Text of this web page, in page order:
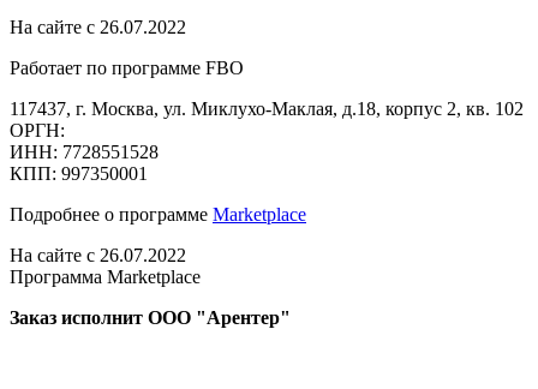
На сайте с 26.07.2022
Работает по программе FBO
117437, г. Москва, ул. Миклухо-Маклая, д.18, корпус 2, кв. 102
ОРГН:
ИНН: 7728551528
КПП: 997350001
Подробнее о программе Marketplace
На сайте с 26.07.2022
Программа Marketplace
Заказ исполнит ООО "Арентер"